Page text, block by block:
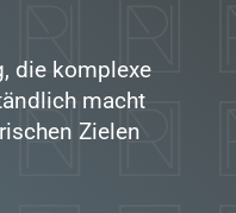
die komplexe
macht
Zielen